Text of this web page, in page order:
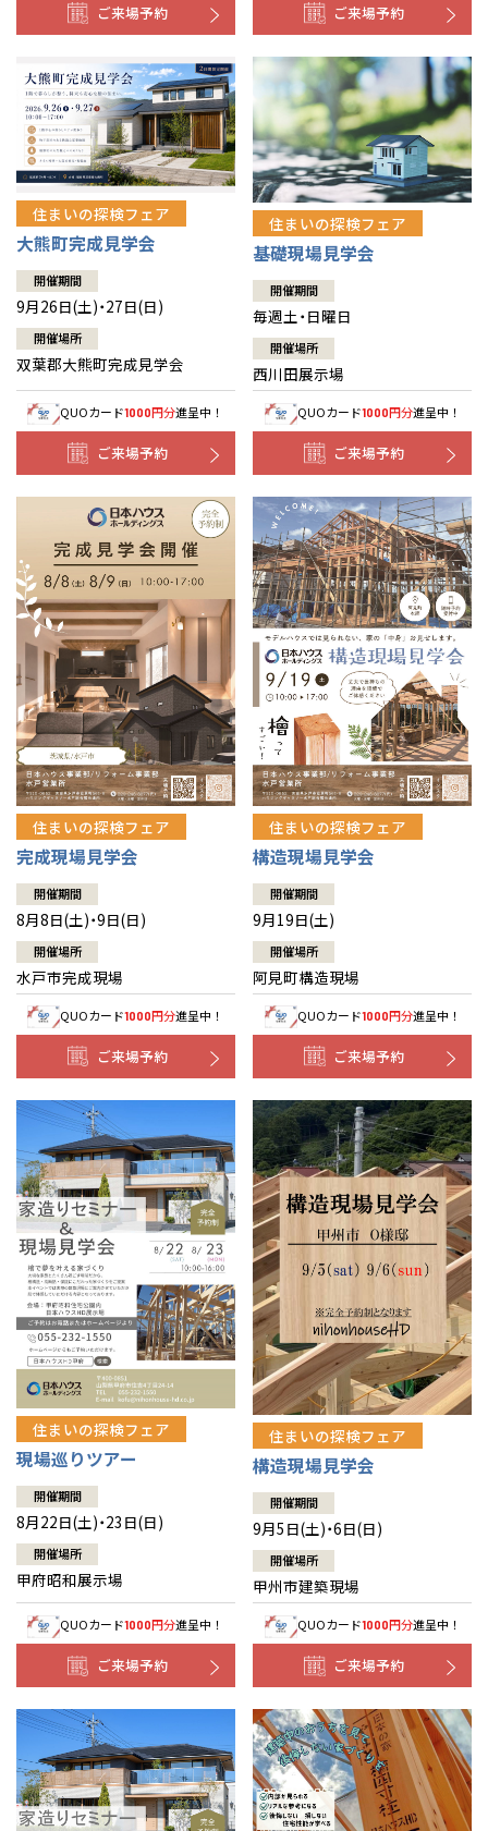
ご来場予約 ご来場予約
住まいの探検フェア
大熊町完成見学会
開催期間
9月26日(土)・27日(日)
開催場所
双葉郡大熊町完成見学会
QUOカード1000円分進呈中！
ご来場予約
住まいの探検フェア
基礎現場見学会
開催期間
毎週土・日曜日
開催場所
西川田展示場
QUOカード1000円分進呈中！
ご来場予約
住まいの探検フェア
完成現場見学会
開催期間
8月8日(土)・9日(日)
開催場所
水戸市完成現場
QUOカード1000円分進呈中！
ご来場予約
住まいの探検フェア
構造現場見学会
開催期間
9月19日(土)
開催場所
阿見町構造現場
QUOカード1000円分進呈中！
ご来場予約
住まいの探検フェア
現場巡りツアー
開催期間
8月22日(土)・23日(日)
開催場所
甲府昭和展示場
QUOカード1000円分進呈中！
ご来場予約
住まいの探検フェア
構造現場見学会
開催期間
9月5日(土)・6日(日)
開催場所
甲州市建築現場
QUOカード1000円分進呈中！
ご来場予約